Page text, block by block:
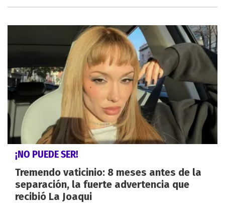
¡NO PUEDE SER!
Tremendo vaticinio: 8 meses antes de la
separación, la fuerte advertencia que
recibió La Joaqui